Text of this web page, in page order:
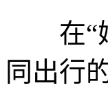
在“妈
同出行